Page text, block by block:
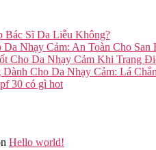
Bác Sĩ Da Liễu Không?
Nhạy Cảm: An Toàn Cho San
Cho Da Nhạy Cảm Khi Trang
Cho Da Nhạy Cảm: Lá
30 có gì hot
Hello world!